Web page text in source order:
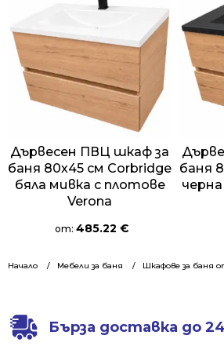
Начало Мебели за баня Шкафове за баня
Дървесен ПВЦ шкаф за
баня 80х45 см Corbridge
бяла мивка с плотове
Verona
от: 485.22 €
баня
Бърза доставка до